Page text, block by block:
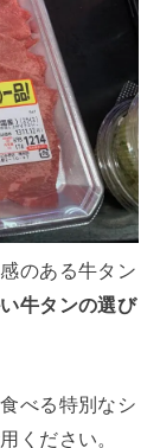
のある牛タン
牛タンの選び
べる特別なシ
ください。